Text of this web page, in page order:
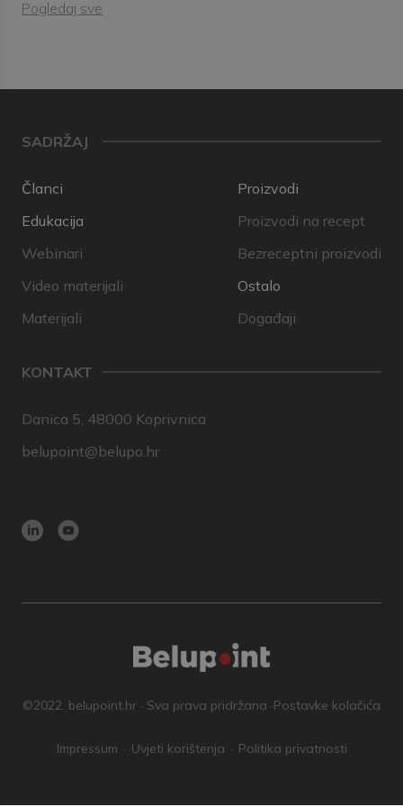
Pogledaj sve
SADRŽAJ
Članci
Edukacija
Webinari
Video materijali
Materijali
Proizvodi
Proizvodi na recept
Bezreceptni proizvodi
Ostalo
Događaji
KONTAKT
Danica 5, 48000 Koprivnica
belupoint@belupo.hr
©2022. belupoint.hr · Sva prava pridržana ·Postavke kolačića
Impressum Uvjeti korištenja Politika privatnosti